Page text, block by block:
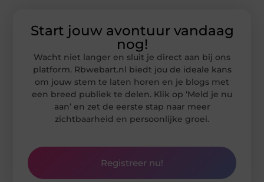
Start jouw avontuur vandaag
nog!
Wacht niet langer en sluit je direct aan bij ons
platform. Rbwebart.nl biedt jou de ideale kans
om jouw stem te laten horen en je blogs met
een breed publiek te delen. Klik op ‘Meld je nu
aan’ en zet de eerste stap naar meer
zichtbaarheid en persoonlijke groei.
Registreer nu!